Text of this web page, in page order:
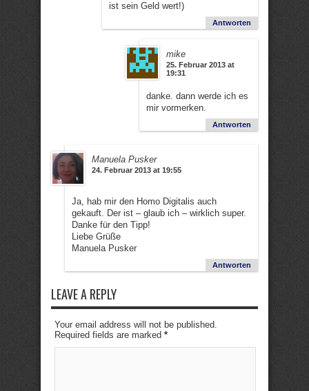
ist sein Geld wert!)
Antworten
mike
25. Februar 2013 at
19:31
danke. dann werde ich es
mir vormerken.
Antworten
Manuela Pusker
24. Februar 2013 at 19:55
Ja, hab mir den Homo Digitalis auch
gekauft. Der ist – glaub ich – wirklich super.
Danke für den Tipp!
Liebe Grüße
Manuela Pusker
Antworten
LEAVE A REPLY
Your email address will not be published.
Required fields are marked *